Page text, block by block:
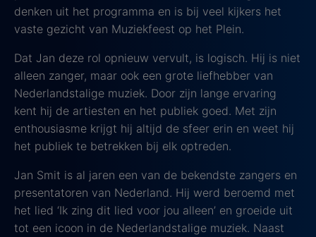
denken uit het programma en is bij veel kijkers het
vaste gezicht van Muziekfeest op het Plein.
Dat Jan deze rol opnieuw vervult, is logisch. Hij is niet
alleen zanger, maar ook een grote liefhebber van
Nederlandstalige muziek. Door zijn lange ervaring
kent hij de artiesten en het publiek goed. Met zijn
enthousiasme krijgt hij altijd de sfeer erin en weet hij
het publiek te betrekken bij elk optreden.
Jan Smit is al jaren een van de bekendste zangers en
presentatoren van Nederland. Hij werd beroemd met
het lied ‘Ik zing dit lied voor jou alleen’ en groeide uit
tot een icoon in de Nederlandstalige muziek. Naast